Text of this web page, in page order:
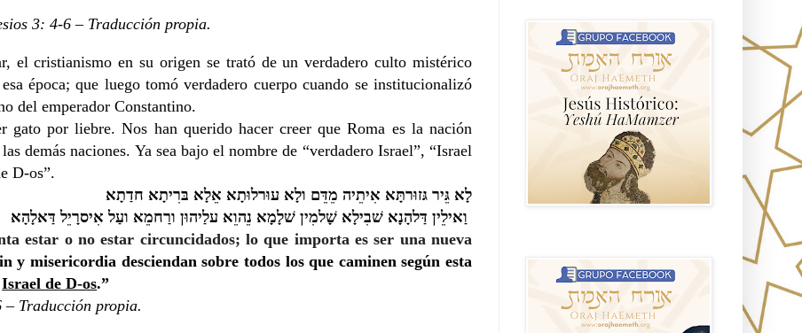
3: 4-6 – Traducción propia.
el cristianismo en su origen se trató de un verdadero culto mistérico
época; que luego tomó verdadero cuerpo cuando se institucionalizó
del emperador Constantino.
gato por liebre. Nos han querido hacer creer que Roma es la nación
demás naciones. Ya sea bajo el nombre de “verdadero Israel”, “Israel
D-os”.
לָא גֵּיר גּזוּרתָּא אִיתֵיה מֵדֵּם ולָא עוּרלוּתָא אֵלָא בּרִיתָא חדַתָא
וַאילֵין דַּלהָנָא שׁבִילָא שָׁלמִין שׁלָמָא נֵהוֵא עלַיהוּן ורַחמֵא ועַל אִיסרָיֵל דַּאלָהָא
estar o no estar circuncidados; lo que importa es ser una nueva
y misericordia desciendan sobre todos los que caminen según esta
Israel de D-os.”
– Traducción propia.